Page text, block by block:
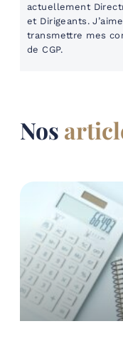
actuellement
et Dirigeants.
transmettre mes
de CGP.
Nos